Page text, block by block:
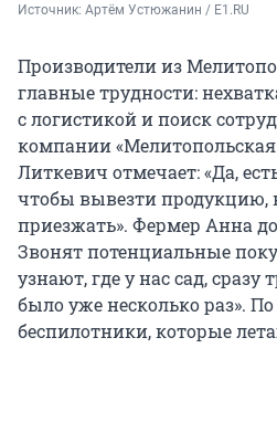
Источник: Артём Устюжанин / E1.RU
Производители из
главные трудности:
с логистикой и поиск
компании
Литкевич отмечает: «Да,
чтобы вывезти продукцию,
приезжать». Фермер Анна
Звонят потенциальные
узнают, где у нас сад, сразу
было уже несколько раз».
беспилотники, которые